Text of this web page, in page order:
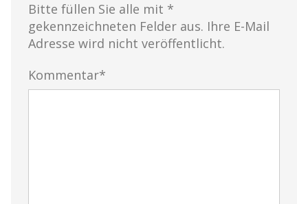
Bitte füllen Sie alle mit *
gekennzeichneten Felder aus. Ihre E-Mail
Adresse wird nicht veröffentlicht.
Kommentar*